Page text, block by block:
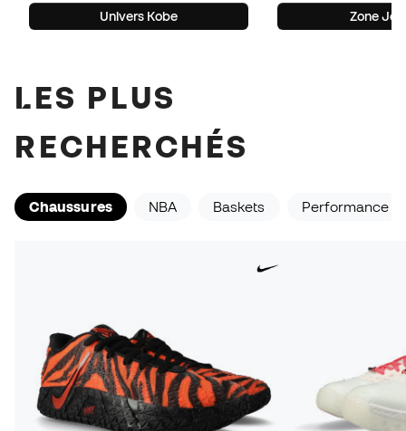
Univers Kobe Zone
LES PLUS
RECHERCHÉS
Chaussures NBA Baskets Performance